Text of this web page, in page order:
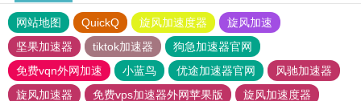
网站地图 QuickQ 旋风加速度器
旋风加速
坚果加速器
tiktok加速器
狗急加速器官网
免费vqn外网加速
小蓝鸟 优途加速器官网
风驰加速器
旋风加速器
免费vps加速器外网苹果版
旋风加速度器